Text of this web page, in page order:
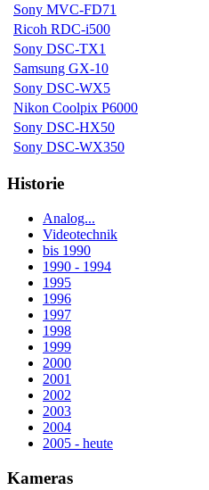
Sony MVC-FD71
Ricoh RDC-i500
Sony DSC-TX1
Samsung GX-10
Sony DSC-WX5
Nikon Coolpix P6000
Sony DSC-HX50
Sony DSC-WX350
Historie
Analog...
Videotechnik
bis 1990
1990 - 1994
1995
1996
1997
1998
1999
2000
2001
2002
2003
2004
2005 - heute
Kameras